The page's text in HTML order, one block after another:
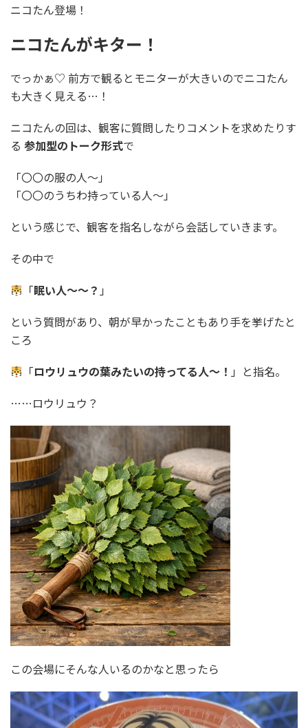
ニコたん登場！
ニコたんがキター！
でっかぁ♡ 前方で観るとモニターが大きいのでニコたん
も大きく見える…！
ニコたんの回は、観客に質問したりコメントを求めたりす
る 参加型のトーク形式で
「〇〇の服の人～」
「〇〇のうちわ持っている人～」
という感じで、観客を指名しながら会話していきます。
その中で
「眠い人～～？ 」
という質問があり、朝が早かったこともあり手を挙げたと
ころ
「ロウリュウの葉みたいの持ってる人～！ 」と指名。
……ロウリュウ？
この会場にそんな人いるのかなと思ったら